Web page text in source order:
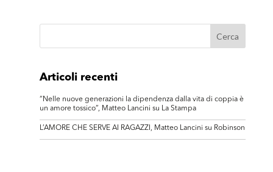
Articoli recenti
“Nelle nuove generazioni la dipendenza dalla vita di coppia è
un amore tossico”, Matteo Lancini su La Stampa
L’AMORE CHE SERVE AI RAGAZZI, Matteo Lancini su Robinson